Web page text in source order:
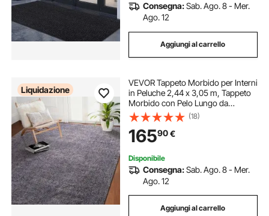
Consegna:Sab. Ago. 8 - Mer.
Ago. 12
Aggiungi al carrello
Liquidazione
VEVOR Tappeto Morbido per Interni
in Peluche 2,44 x 3,05 m, Tappeto
Morbido con Pelo Lungo da
Interno, Tappetino per Soggiorno
Camera da Letto Salotto
Antiscivolo, Beige
(18)
16590€
Disponibile
Consegna:Sab. Ago. 8 - Mer.
Ago. 12
Aggiungi al carrello